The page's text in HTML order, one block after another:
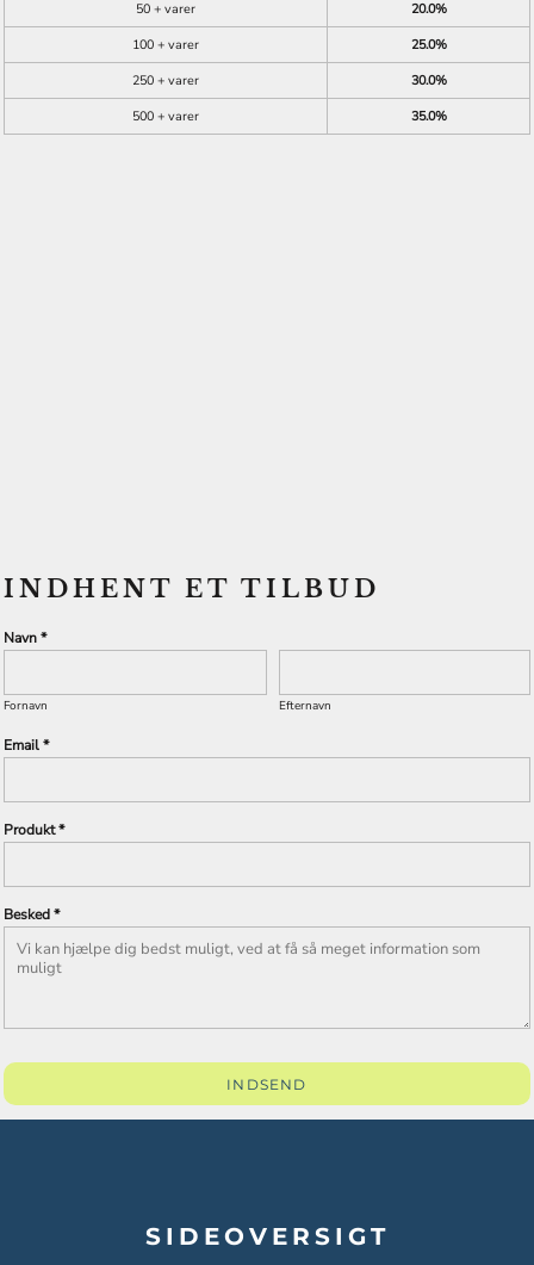
50 + varer
20.0%
100 + varer
25.0%
250 + varer
30.0%
500 + varer
35.0%
INDHENT ET TILBUD
Navn *
Fornavn Efternavn
Email *
Produkt *
Besked *
INDSEND
SIDEOVERSIGT